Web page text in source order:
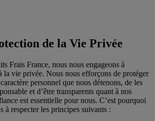
de la Vie Privée
Frais France, nous nous engageons à
la vie privée. Nous nous efforçons de protéger
personnel que nous détenons, de les
et d’être transparents quant à nos
est essentielle pour nous. C’est pourquoi
à respecter les principes suivants :